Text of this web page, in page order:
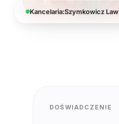
Kancelaria:Szymkowicz Law
DOŚWIADCZENIE